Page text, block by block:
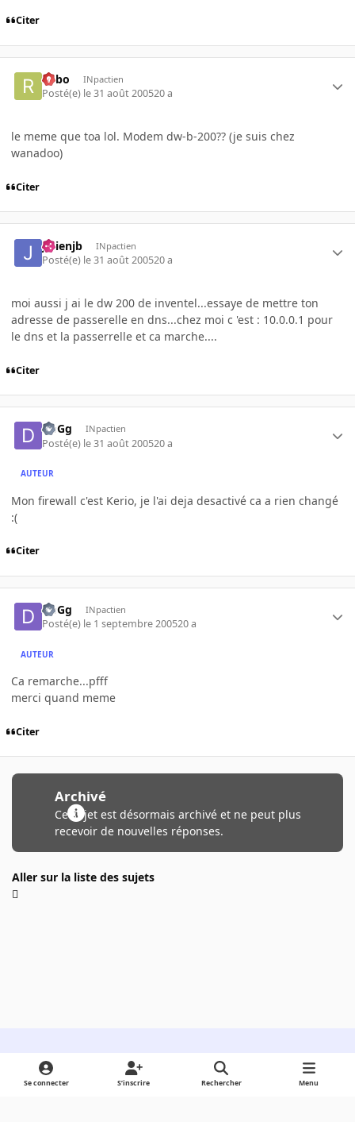
Citer
risbo INpactien
Posté(e) le 31 août 200520 a
le meme que toa lol. Modem dw-b-200?? (je suis chez
wanadoo)
Citer
julienjb INpactien
Posté(e) le 31 août 200520 a
moi aussi j ai le dw 200 de inventel...essaye de mettre ton
adresse de passerelle en dns...chez moi c 'est : 10.0.0.1 pour
le dns et la passerrelle et ca marche....
Citer
DoGg INpactien
Posté(e) le 31 août 200520 a
AUTEUR
Mon firewall c'est Kerio, je l'ai deja desactivé ca a rien changé
:(
Citer
DoGg INpactien
Posté(e) le 1 septembre 200520 a
AUTEUR
Ca remarche...pfff
merci quand meme
Citer
Archivé
Ce sujet est désormais archivé et ne peut plus
recevoir de nouvelles réponses.
Aller sur la liste des sujets
Light ModeDark ModeSystem Preference
Se connecter S’inscrire Rechercher Menu